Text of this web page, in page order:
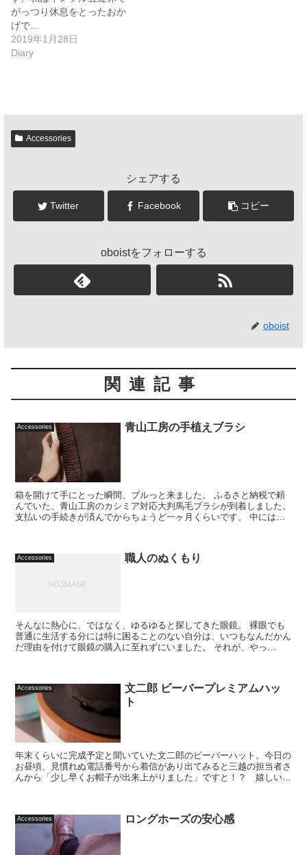
がっつり休息をとったおか
げで…
2019年1月28日
Diary
Accessories
シェアする
Twitter Facebook コピー
oboistをフォローする
oboist
関連記事
Accessories 青山工房の手植えブラシ
箱を開けて手にとった瞬間、ブルっと来ました。 ふるさと納税で頼
んでいた、青山工房のカシミア対応大判馬毛ブラシが到着しました。
支払いの手続きが済んでからちょうど一ヶ月くらいです。 中には手
Accessories 職人のぬくもり
そんなに熱心に、ではなく、ゆるゆると探してきた眼鏡。 裸眼でも
普通に生活する分には特に困ることのない自分は、いつもなんだかん
だ理由を付けて眼鏡の購入に至れずにいました。 それが、やっ
Accessories
文二郎 ビーバープレミアムハッ
ト
年末くらいに完成予定と聞いていた文二郎のビーバーハット。今日の
お昼頃、見慣れぬ電話番号から着信があり出てみると三越の担当者さ
んから「少し早くお帽子が出来上がりました」ですと！？ 嬉しい誤
Accessories ロングホーズの安心感